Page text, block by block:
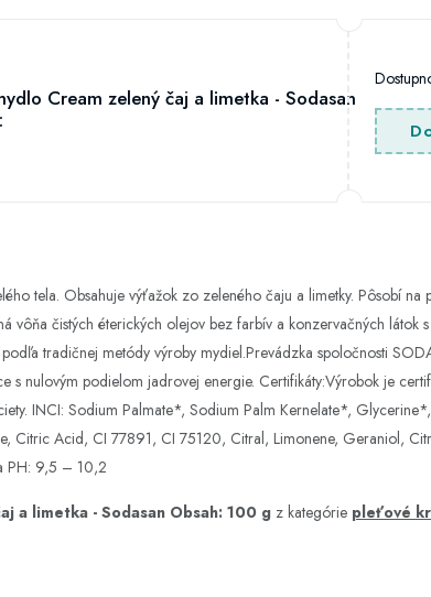
Cream zelený čaj a limetka - Sodasan
tela. Obsahuje výťažok zo zeleného čaju a limetky. Pôsobí
vôňa čistých éterických olejov bez farbív a konzervačných látok
tradičnej metódy výroby mydiel.Prevádzka spoločnosti
s nulovým podielom jadrovej energie. Certifikáty:Výrobok je
INCI: Sodium Palmate*, Sodium Palm Kernelate*,
Citric Acid, CI 77891, CI 75120, Citral, Limonene, Geraniol,
PH: 9,5 – 10,2
a limetka - Sodasan Obsah: 100 g z kategórie pleťové